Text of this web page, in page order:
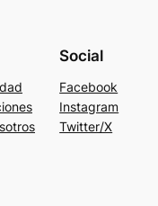
Social
Facebook
Instagram
Twitter/X